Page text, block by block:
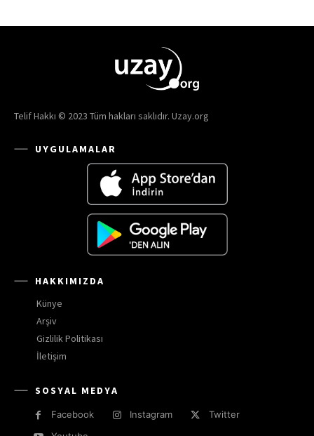
Telif Hakkı © 2023 Tüm hakları saklıdır. Uzay.org
UYGULAMALAR
HAKKIMIZDA
Künye
Arşiv
Gizlilik Politikası
İletişim
SOSYAL MEDYA
Facebook Instagram
Twitter